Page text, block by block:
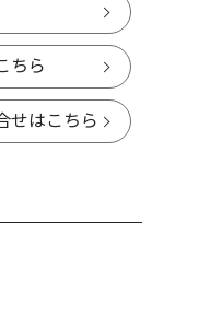
ちら
せはこちら